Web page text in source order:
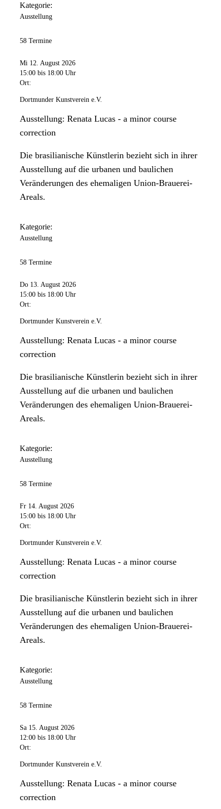
Kategorie:
Ausstellung
58 Termine
Mi 12. August 2026
15:00 bis 18:00 Uhr
Ort:
Dortmunder Kunstverein e.V.
Ausstellung: Renata Lucas - a minor course
correction
Die brasilianische Künstlerin bezieht sich in ihrer
Ausstellung auf die urbanen und baulichen
Veränderungen des ehemaligen Union-Brauerei-
Areals.
Kategorie:
Ausstellung
58 Termine
Do 13. August 2026
15:00 bis 18:00 Uhr
Ort:
Dortmunder Kunstverein e.V.
Ausstellung: Renata Lucas - a minor course
correction
Die brasilianische Künstlerin bezieht sich in ihrer
Ausstellung auf die urbanen und baulichen
Veränderungen des ehemaligen Union-Brauerei-
Areals.
Kategorie:
Ausstellung
58 Termine
Fr 14. August 2026
15:00 bis 18:00 Uhr
Ort:
Dortmunder Kunstverein e.V.
Ausstellung: Renata Lucas - a minor course
correction
Die brasilianische Künstlerin bezieht sich in ihrer
Ausstellung auf die urbanen und baulichen
Veränderungen des ehemaligen Union-Brauerei-
Areals.
Kategorie:
Ausstellung
58 Termine
Sa 15. August 2026
12:00 bis 18:00 Uhr
Ort:
Dortmunder Kunstverein e.V.
Ausstellung: Renata Lucas - a minor course
correction